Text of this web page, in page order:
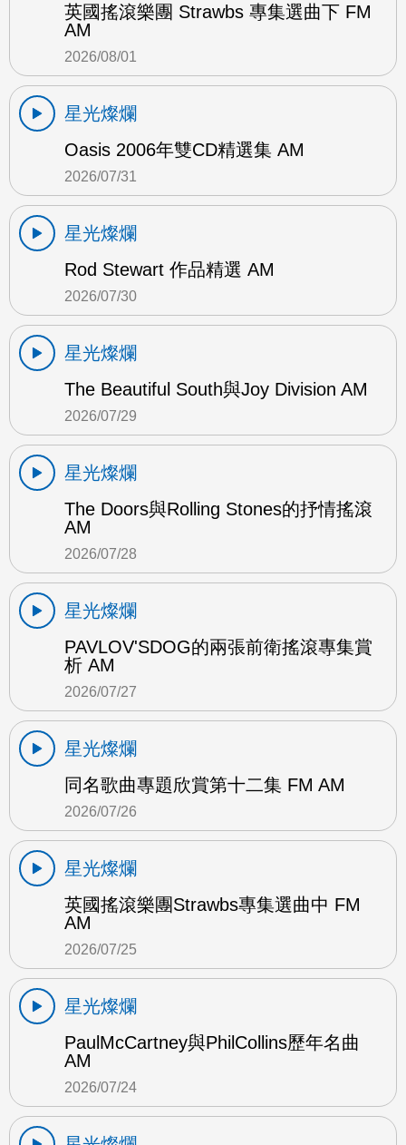
英國搖滾樂團 Strawbs 專集選曲下 FM
AM
2026/08/01
星光燦爛
Oasis 2006年雙CD精選集 AM
2026/07/31
星光燦爛
Rod Stewart 作品精選 AM
2026/07/30
星光燦爛
The Beautiful South與Joy Division AM
2026/07/29
星光燦爛
The Doors與Rolling Stones的抒情搖滾
AM
2026/07/28
星光燦爛
PAVLOV'SDOG的兩張前衛搖滾專集賞
析 AM
2026/07/27
星光燦爛
同名歌曲專題欣賞第十二集 FM AM
2026/07/26
星光燦爛
英國搖滾樂團Strawbs專集選曲中 FM
AM
2026/07/25
星光燦爛
PaulMcCartney與PhilCollins歷年名曲
AM
2026/07/24